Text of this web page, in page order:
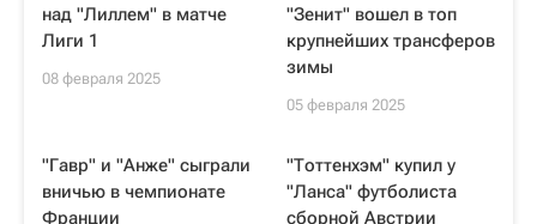
над "Лиллем" в матче
Лиги 1
08 февраля 2025
"Зенит" вошел в топ
крупнейших трансферов
зимы
05 февраля 2025
"Гавр" и "Анже" сыграли
вничью в чемпионате
Франции
"Тоттенхэм" купил у
"Ланса" футболиста
сборной Австрии